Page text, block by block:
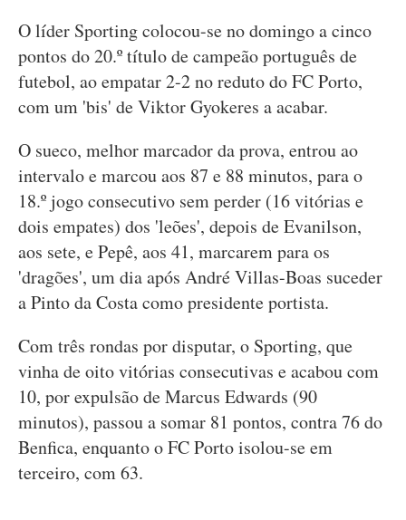
O líder Sporting colocou-se no domingo a cinco
pontos do 20.º título de campeão português de
futebol, ao empatar 2-2 no reduto do FC Porto,
com um 'bis' de Viktor Gyokeres a acabar.
O sueco, melhor marcador da prova, entrou ao
intervalo e marcou aos 87 e 88 minutos, para o
18.º jogo consecutivo sem perder (16 vitórias e
dois empates) dos 'leões', depois de Evanilson,
aos sete, e Pepê, aos 41, marcarem para os
'dragões', um dia após André Villas-Boas suceder
a Pinto da Costa como presidente portista.
Com três rondas por disputar, o Sporting, que
vinha de oito vitórias consecutivas e acabou com
10, por expulsão de Marcus Edwards (90
minutos), passou a somar 81 pontos, contra 76 do
Benfica, enquanto o FC Porto isolou-se em
terceiro, com 63.